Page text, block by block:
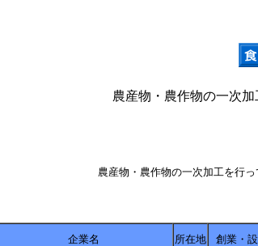
農産物・農作物の一次
農産物・農作物の一次加工を行
企業名 所在地 創業・